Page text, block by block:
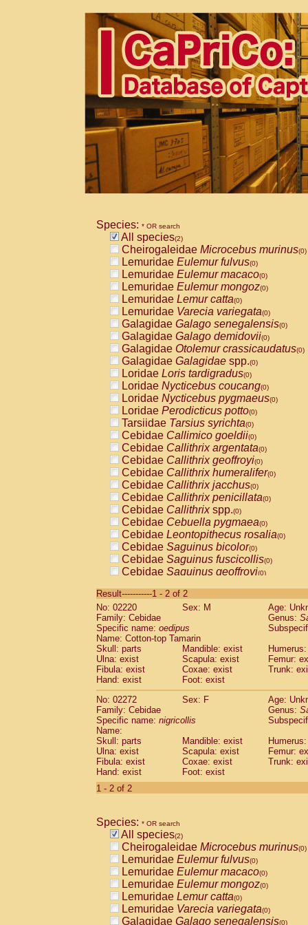
Species: * OR search
All species(2)
Cheirogaleidae Microcebus murinus(0)
Lemuridae Eulemur fulvus(0)
Lemuridae Eulemur macaco(0)
Lemuridae Eulemur mongoz(0)
Lemuridae Lemur catta(0)
Lemuridae Varecia variegata(0)
Galagidae Galago senegalensis(0)
Galagidae Galago demidovii(0)
Galagidae Otolemur crassicaudatus(0)
Galagidae Galagidae spp.(0)
Loridae Loris tardigradus(0)
Loridae Nycticebus coucang(0)
Loridae Nycticebus pygmaeus(0)
Loridae Perodicticus potto(0)
Tarsiidae Tarsius syrichta(0)
Cebidae Callimico goeldii(0)
Cebidae Callithrix argentata(0)
Cebidae Callithrix geoffroyi(0)
Cebidae Callithrix humeralifer(0)
Cebidae Callithrix jacchus(0)
Cebidae Callithrix penicillata(0)
Cebidae Callithrixspp.(0)
Cebidae Cebuella pygmaea(0)
Cebidae Leontopithecus rosalia(0)
Cebidae Saguinus bicolor(0)
Cebidae Saguinus fuscicollis(0)
Cebidae Saguinus geoffroyi(0)
CebidaeSaguinus labiatus(0)
Cebidae Saguinus leucopus (0)
Cebidae
CebidaeSaguinus mystax
Cebidae Saguinus nigricollis (1)
Cebidae Saguinus oedipus
Cebidae Saguinus weddelli
Cebidae Saguinusspp.
Cebidae Aotus trivirgatus
Cebidae
CebidaeCebus apella
Cebidae
Cebidae Cebus nigrivittatus
Cebidae Cebusspp.(0)
Cebidae Saimiri boliviensis
CebidaeSaimiri sciureus(0)
AtelidaeAlouatta caraya(0)
Atelidae Alouatta seniculus
AtelidaeAlouatta
AtelidaeAteles belzebuth(0)
AtelidaeAteles geoffroyi(0)
AtelidaeAteles paniscus(0)
AtelidaeAtelesspp. (0)
AtelidaeLagothrix lagothricha
AtelidaeLagothrix lagothricha cana
PitheciidaeCacajao calvus
Result-----------1 - 2 of 2
No: 02220
Sex: M
Age:
Family: Cebidae
Genus:
Specific name: oedipus
Name: Cotton-top Tamarin
Skull: parts
Mandible: exist
Ulna: exist
Scapula: exist
Femur:
Fibula: exist
Coxae: exist
Trunk:
Hand: exist
Foot: exist
No: 02272
Sex: F
Age:
Family: Cebidae
Genus:
Specific name: nigricollis
Name:
Skull: parts
Mandible: exist
Ulna: exist
Scapula: exist
Femur:
Fibula: exist
Coxae: exist
Trunk:
Hand: exist
Foot: exist
1 - 2 of 2
Species: * OR search
All species(2)
Cheirogaleidae Microcebus murinus(0)
Lemuridae Eulemur fulvus(0)
Lemuridae Eulemur macaco(0)
Lemuridae Eulemur mongoz(0)
Lemuridae Lemur catta(0)
Lemuridae Varecia variegata(0)
Galagidae Galago senegalensis(0)